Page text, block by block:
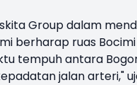
Group dalam
berharap ruas
tempuh antara
jalan arteri,"